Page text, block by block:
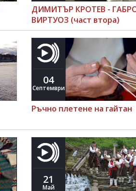
ДИМИТЪР КРОТЕВ -
ВИРТУОЗ (част втора)
04
Септември
Ръчно плетене на гайтан
21
Май